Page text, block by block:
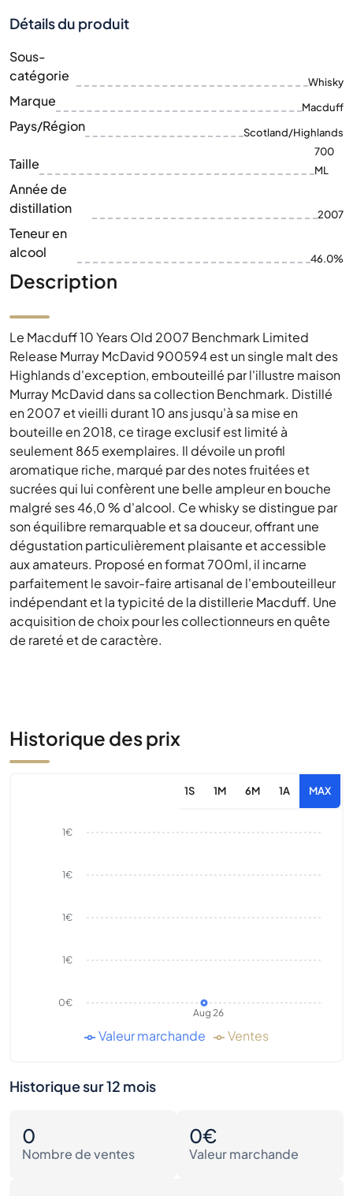
Détails du produit
Sous-
catégorie
Whisky
Marque Macduff
Pays/Région Scotland/Highlands
Taille
700
ML
Année de
distillation
2007
Teneur en
alcool
46.0%
Description
Le Macduff 10 Years Old 2007 Benchmark Limited
Release Murray McDavid 900594 est un single malt des
Highlands d'exception, embouteillé par l'illustre maison
Murray McDavid dans sa collection Benchmark. Distillé
en 2007 et vieilli durant 10 ans jusqu'à sa mise en
bouteille en 2018, ce tirage exclusif est limité à
seulement 865 exemplaires. Il dévoile un profil
aromatique riche, marqué par des notes fruitées et
sucrées qui lui confèrent une belle ampleur en bouche
malgré ses 46,0 % d'alcool. Ce whisky se distingue par
son équilibre remarquable et sa douceur, offrant une
dégustation particulièrement plaisante et accessible
aux amateurs. Proposé en format 700ml, il incarne
parfaitement le savoir-faire artisanal de l'embouteilleur
indépendant et la typicité de la distillerie Macduff. Une
acquisition de choix pour les collectionneurs en quête
de rareté et de caractère.
Historique des prix
1S 1M 6M 1A MAX
Aug 26
0€
1€
1€
1€
1€
Valeur marchande Ventes
Historique sur 12 mois
0
Nombre de ventes
0€
Valeur marchande